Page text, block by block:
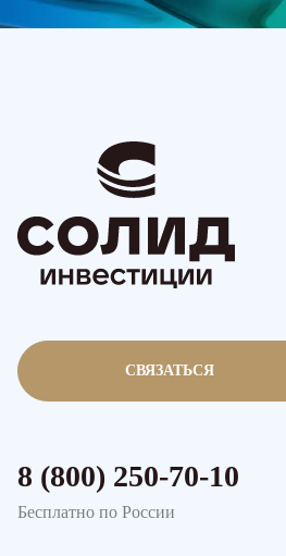
СВЯЗАТЬСЯ
8 (800) 250-70-10
Бесплатно по России